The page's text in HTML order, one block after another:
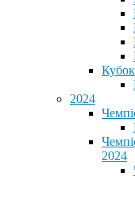
2024
2024